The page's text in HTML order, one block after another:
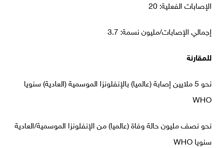
الإصابات الفعلية: 20
إجمالي الإصابات/مليون نسمة: 3.7
للمقارنة
نحو 5 ملايين إصابة (عالميا) بالإنفلونزا الموسمية (العادية) سنويا
WHO
نحو نصف مليون حالة وفاة (عالميا) من الإنفلونزا الموسمية/العادية
سنويا WHO